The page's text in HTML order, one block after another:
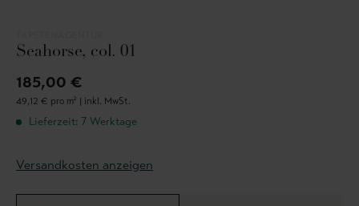
Seahorse, col. 01
185,00 €
49,12 € pro m² | inkl. MwSt.
Lieferzeit: 7 Werktage
Versandkosten anzeigen